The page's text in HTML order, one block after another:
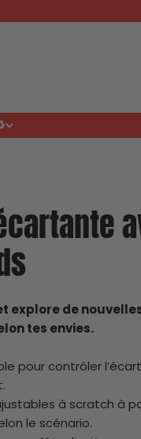
en mode modal
explore de
tes envies.
pour contrôler
à scratch à
le scénario.